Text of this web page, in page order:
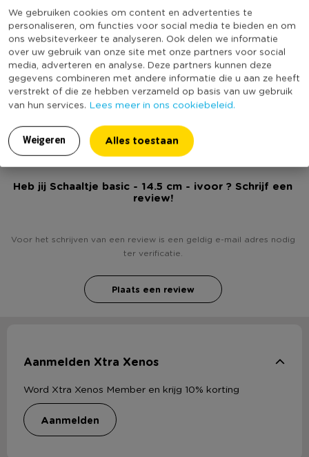
We gebruiken cookies om content en advertenties te
personaliseren, om functies voor social media te bieden en om
ons websiteverkeer te analyseren. Ook delen we informatie
over uw gebruik van onze site met onze partners voor social
media, adverteren en analyse. Deze partners kunnen deze
gegevens combineren met andere informatie die u aan ze heeft
verstrekt of die ze hebben verzameld op basis van uw gebruik
van hun services. Lees meer in ons cookiebeleid.
Weigeren Alles toestaan
Vaatwasmachine bestendig
Magnetron bestendig
Ivoor kleur
Aardewerk
Meerdere kleuren verkrijgbaar
Kleur
Beige
Vorm
Rond
Serie
Basic
Vaatwasmachine bestendig
Ja
Duurzaamheidsscore
(Nog) geen score
Heb jij Schaaltje basic - 14.5 cm - ivoor ? Schrijf een
review!
Voor het schrijven van een review is een geldig e-mail adres nodig
ter verificatie.
Plaats een review
Aanmelden Xtra Xenos
Word Xtra Xenos Member en krijg 10% korting
aanmelden